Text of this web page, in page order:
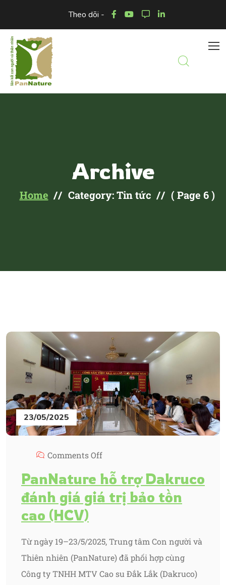
Theo dõi -
Archive
Home Category: Tin tức ( Page 6 )
23/05/2025
Comments Off
PanNature hỗ trợ Dakruco
đánh giá giá trị bảo tồn
cao (HCV)
Từ ngày 19–23/5/2025, Trung tâm Con người và
Thiên nhiên (PanNature) đã phối hợp cùng
Công ty TNHH MTV Cao su Đắk Lắk (Dakruco)